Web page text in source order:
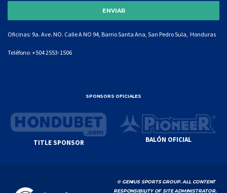
Oficinas: 9a. Ave. NO. Calle A NO 94, Barrio Santa Ana, San Pedro Sula, Honduras
Teléfono: +504 2553-1506
SPONSORS OFICIALES
TITLE SPONSOR BALÓN OFICIAL
© GENIUS SPORTS GROUP. ALL CONTENT
RESPONSIBILITY OF SITE ADMINISTRATOR.